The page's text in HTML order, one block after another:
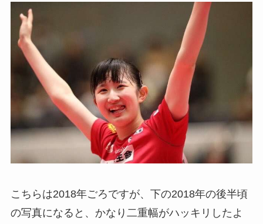
こちらは2018年ごろですが、下の2018年の後半頃
の写真になると、かなり二重幅がハッキリしたよ